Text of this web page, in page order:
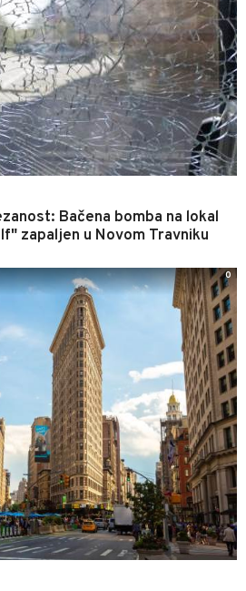
Bačena bomba na lokal
zapaljen u Novom Travniku
0